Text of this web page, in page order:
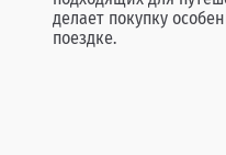
делает покупку
поездке.